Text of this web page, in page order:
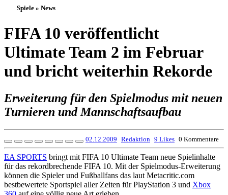
Spiele » News
FIFA 10 veröffentlicht
Ultimate Team 2 im Februar
und bricht weiterhin Rekorde
Erweiterung für den Spielmodus mit neuen
Turnieren und Mannschaftsaufbau
02.12.2009 Redaktion 9 Likes 0 Kommentare
EA SPORTS bringt mit FIFA 10 Ultimate Team neue Spielinhalte
für das rekordbrechende FIFA 10. Mit der Spielmodus-Erweiterung
können die Spieler und Fußballfans das laut Metacritic.com
bestbewertete Sportspiel aller Zeiten für PlayStation 3 und Xbox